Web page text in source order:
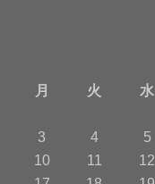
月
火 水
3
4 5
10
11 12